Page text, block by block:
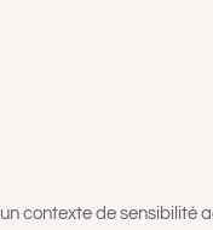
contexte de sensibilité